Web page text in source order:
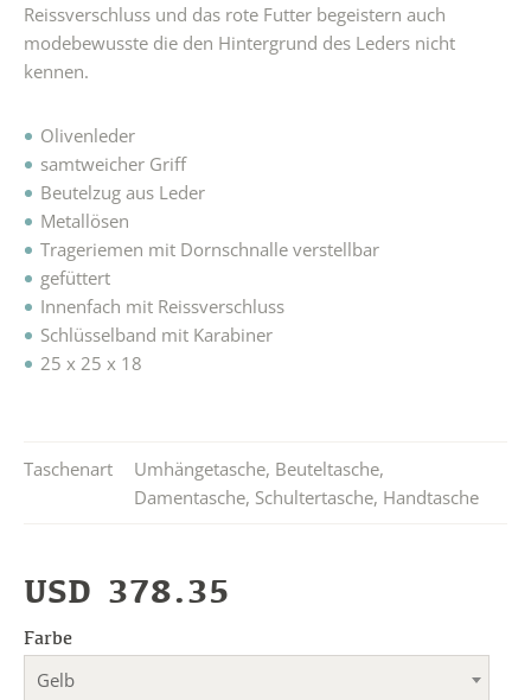
Reissverschluss und das rote Futter begeistern auch
modebewusste die den Hintergrund des Leders nicht
kennen.
Olivenleder
samtweicher Griff
Beutelzug aus Leder
Metallösen
Trageriemen mit Dornschnalle verstellbar
gefüttert
Innenfach mit Reissverschluss
Schlüsselband mit Karabiner
25 x 25 x 18
Taschenart Umhängetasche, Beuteltasche,
Damentasche, Schultertasche, Handtasche
USD 378.35
Farbe
Gelb